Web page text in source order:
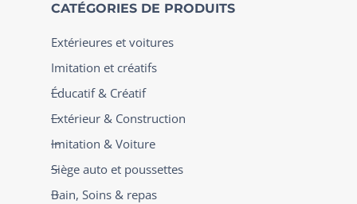
CATÉGORIES DE PRODUITS
Extérieures et voitures
Imitation et créatifs
Éducatif & Créatif
Extérieur & Construction
Imitation & Voiture
Siège auto et poussettes
Bain, Soins & repas